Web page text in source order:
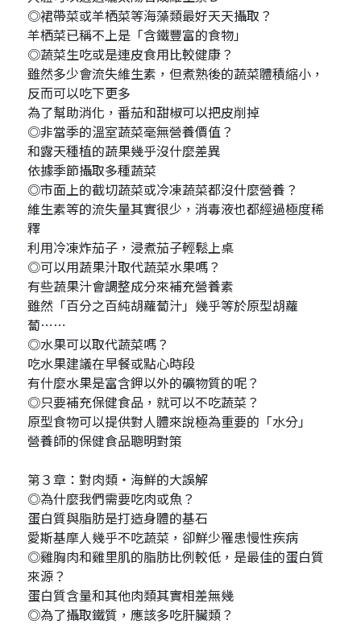
◎裙帶菜或羊栖菜等海藻類最好天天攝取？
羊栖菜已稱不上是「含鐵豐富的食物」
◎蔬菜生吃或是連皮食用比較健康？
雖然多少會流失維生素，但煮熟後的蔬菜體積縮小，
反而可以吃下更多
為了幫助消化，番茄和甜椒可以把皮削掉
◎非當季的溫室蔬菜毫無營養價值？
和露天種植的蔬果幾乎沒什麼差異
依據季節攝取多種蔬菜
◎市面上的截切蔬菜或冷凍蔬菜都沒什麼營養？
維生素等的流失量其實很少，消毒液也都經過極度稀
釋
利用冷凍炸茄子，浸煮茄子輕鬆上桌
◎可以用蔬果汁取代蔬菜水果嗎？
有些蔬果汁會調整成分來補充營養素
雖然「百分之百純胡蘿蔔汁」幾乎等於原型胡蘿
蔔⋯⋯
◎水果可以取代蔬菜嗎？
吃水果建議在早餐或點心時段
有什麼水果是富含鉀以外的礦物質的呢？
◎只要補充保健食品，就可以不吃蔬菜？
原型食物可以提供對人體來說極為重要的「水分」
營養師的保健食品聰明對策
第３章：對肉類・海鮮的大誤解
◎為什麼我們需要吃肉或魚？
蛋白質與脂肪是打造身體的基石
愛斯基摩人幾乎不吃蔬菜，卻鮮少罹患慢性疾病
◎雞胸肉和雞里肌的脂肪比例較低，是最佳的蛋白質
來源？
蛋白質含量和其他肉類其實相差無幾
◎為了攝取鐵質，應該多吃肝臟類？